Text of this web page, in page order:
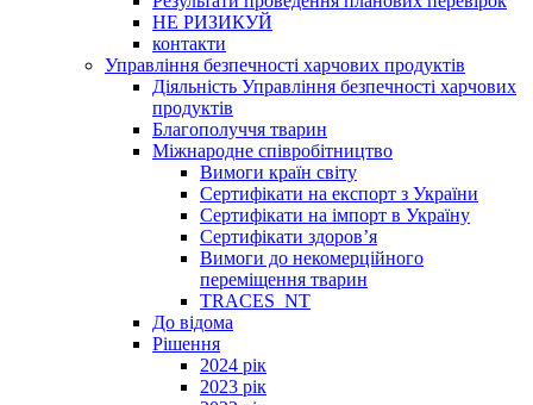
НЕ РИЗИКУЙ
контакти
Управління безпечності харчових продуктів
Діяльність Управління безпечності харчових
продуктів
Благополуччя тварин
Міжнародне співробітництво
Вимоги країн світу
Сертифікати на експорт з України
Сертифікати на імпорт в Україну
Сертифікати здоров’я
Вимоги до некомерційного
переміщення тварин
TRACES_NT
До відома
Рішення
2024 рік
2023 рік